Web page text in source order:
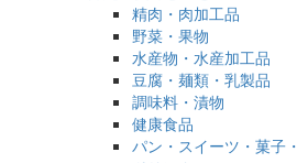
精肉・肉加工品
野菜・果物
水産物・水産加工品
豆腐・麺類・乳製品
調味料・漬物
健康食品
パン・スイーツ・菓子